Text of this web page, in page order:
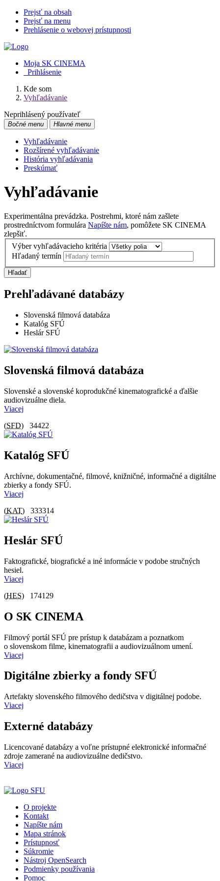
Prejsť na obsah
Prejsť na menu
Prehlásenie o webovej prístupnosti
Moja SK CINEMA
Prihlásenie
Kde som
Vyhľadávanie
Neprihlásený používateľ
Bočné menu Hlavné menu
Vyhľadávanie
Rozšírené vyhľadávanie
História vyhľadávania
Preskúmať
Vyhľadávanie
Experimentálna prevádzka. Postrehmi, ktoré nám zašlete
prostredníctvom formulára Napíšte nám, pomôžete SK CINEMA
zlepšiť.
Výber vyhľadávacieho kritéria
Hľadaný termín
Hľadať
Prehľadávané databázy
Slovenská filmová databáza
Katalóg SFÚ
Heslár SFÚ
Slovenská filmová databáza
Slovenské a slovenské koprodukčné kinematografické a ďalšie
audiovizuálne diela.
Viacej
(SFD) 34422
Katalóg SFÚ
Archívne, dokumentačné, filmové, knižničné, informačné a digitálne
zbierky a fondy SFÚ.
Viacej
(KAT) 333314
Heslár SFÚ
Faktografické, biografické a iné informácie v podobe stručných
hesiel.
Viacej
(HES) 174129
O SK CINEMA
Filmový portál SFÚ pre prístup k databázam a poznatkom
o slovenskom filme, kinematografii a audiovizuálnom umení.
Viacej
Digitálne zbierky a fondy SFÚ
Artefakty slovenského filmového dedičstva v digitálnej podobe.
Viacej
Externé databázy
Licencované databázy a voľne prístupné elektronické informačné
zdroje zamerané na audiovizuálne dedičstvo.
Viacej
O projekte
Kontakt
Napíšte nám
Mapa stránok
Prístupnosť
Súkromie
Nástroj OpenSearch
Podmienky používania
Pomoc